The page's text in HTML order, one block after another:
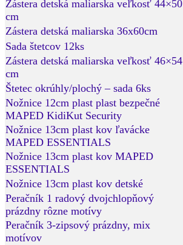
Zástera detská maliarska veľkosť 44×50
cm
Zástera detská maliarska 36x60cm
Sada štetcov 12ks
Zástera detská maliarska veľkosť 46×54
cm
Štetec okrúhly/plochý – sada 6ks
Nožnice 12cm plast plast bezpečné
MAPED KidiKut Security
Nožnice 13cm plast kov ľavácke
MAPED ESSENTIALS
Nožnice 13cm plast kov MAPED
ESSENTIALS
Nožnice 13cm plast kov detské
Peračník 1 radový dvojchlopňový
prázdny rôzne motívy
Peračník 3-zipsový prázdny, mix
motívov